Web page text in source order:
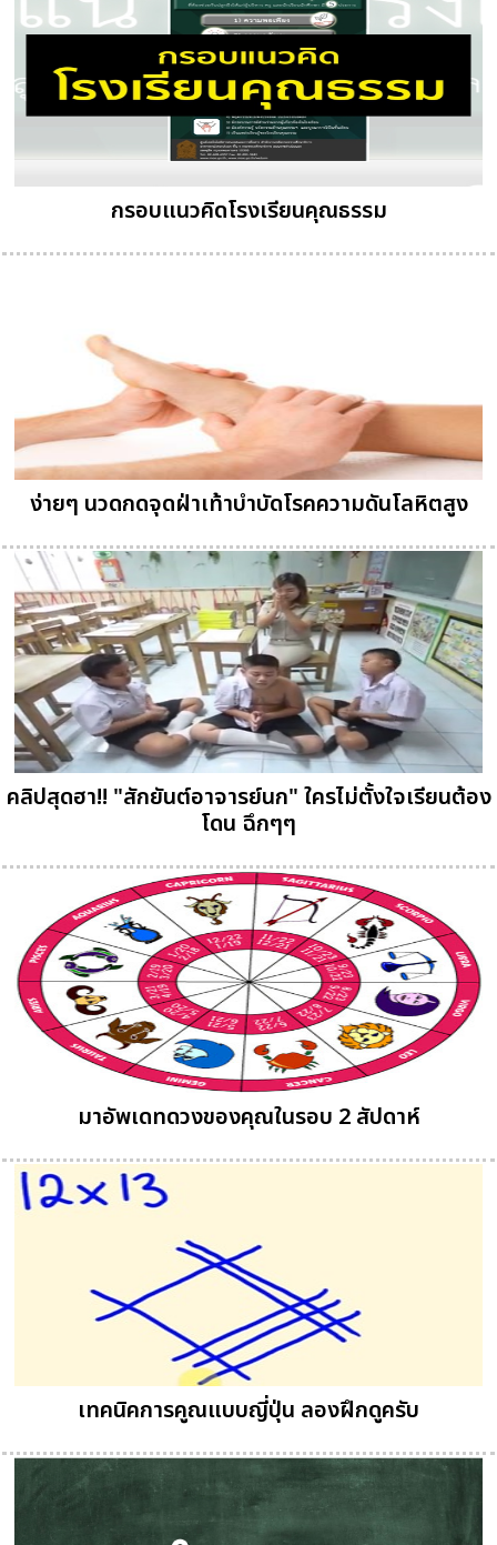
กรอบแนวคิดโรงเรียนคุณธรรม
ง่ายๆ นวดกดจุดฝ่าเท้าบำบัดโรคความดันโลหิตสูง
คลิปสุดฮา!! "สักยันต์อาจารย์นก" ใครไม่ตั้งใจเรียนต้อง
โดน ฉึกๆๆ
มาอัพเดทดวงของคุณในรอบ 2 สัปดาห์
เทคนิคการคูณแบบญี่ปุ่น ลองฝึกดูครับ